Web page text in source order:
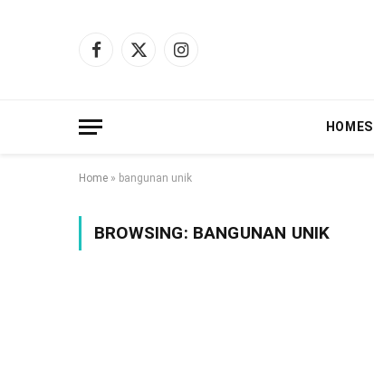
Facebook
X
Instagram
HOMES
Home » bangunan unik
BROWSING: BANGUNAN UNIK